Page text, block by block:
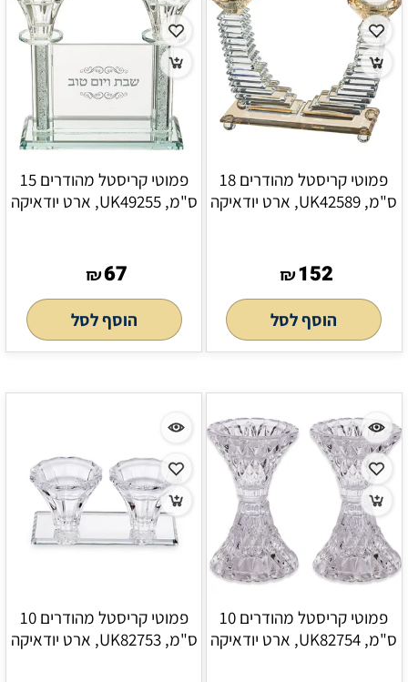
פמוטי קריסטל מהודרים 18
ס"מ, UK42589, ארט יודאיקה
₪152
הוסף לסל
פמוטי קריסטל מהודרים 15
ס"מ, UK49255, ארט יודאיקה
₪67
הוסף לסל
פמוטי קריסטל מהודרים 10
ס"מ, UK82754, ארט יודאיקה
פמוטי קריסטל מהודרים 10
ס"מ, UK82753, ארט יודאיקה